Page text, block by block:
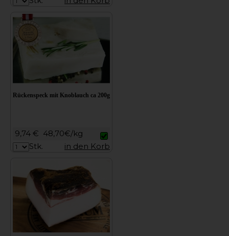
Rückenspeck mit Knoblauch ca 200g
9,74 € 48,70€/kg
Stk.
in den Korb